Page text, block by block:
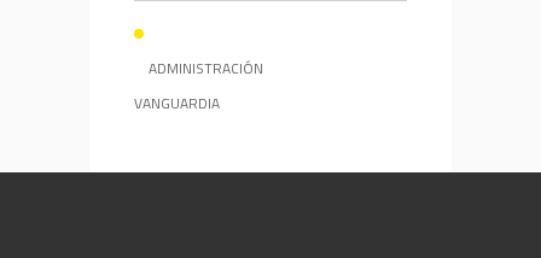
ADMINISTRACIÓN
VANGUARDIA